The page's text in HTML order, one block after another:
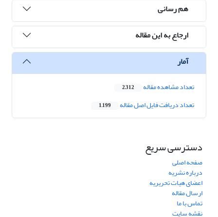
هم رسانی
ارجاع به این مقاله
آمار
تعداد مشاهده مقاله 2,312
تعداد دریافت فایل اصل مقاله 1,199
دسترسی سریع
صفحه اصلی
درباره نشریه
اعضای هیات تحریریه
ارسال مقاله
تماس با ما
نقشه سایت